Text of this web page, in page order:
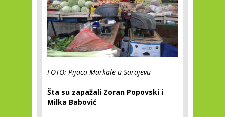
FOTO: Pijaca Markale u Sarajevu
Šta su zapažali Zoran Popovski i
Milka Babović